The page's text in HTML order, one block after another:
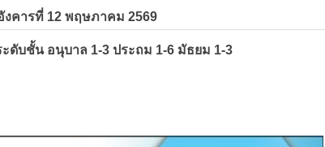
งคารที่ 12 พฤษภาคม 2569
ะดับชั้น อนุบาล 1-3 ประถม 1-6 มัธยม 1-3